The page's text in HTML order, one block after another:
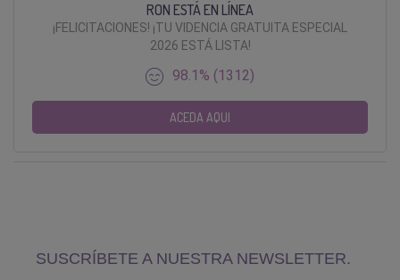
RON ESTÁ EN LÍNEA
¡FELICITACIONES! ¡TU VIDENCIA GRATUITA ESPECIAL
2026 ESTÁ LISTA!
98.1% (1312)
ACEDA AQUI